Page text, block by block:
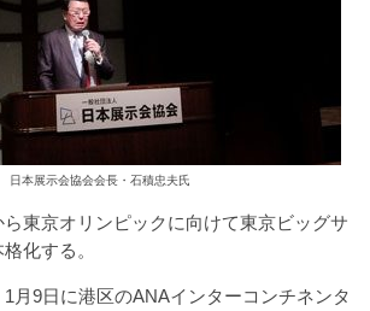
日本展示会協会会長・石積忠夫氏
東京オリンピックに向けて東京ビッグサ
化する。
月9日に港区のANAインターコンチネンタ